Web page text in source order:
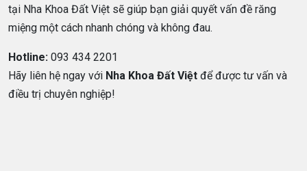
tại Nha Khoa Đất Việt sẽ giúp bạn giải quyết vấn đề răng
miệng một cách nhanh chóng và không đau.
Hotline: 093 434 2201
Hãy liên hệ ngay với Nha Khoa Đất Việt để được tư vấn và
điều trị chuyên nghiệp!